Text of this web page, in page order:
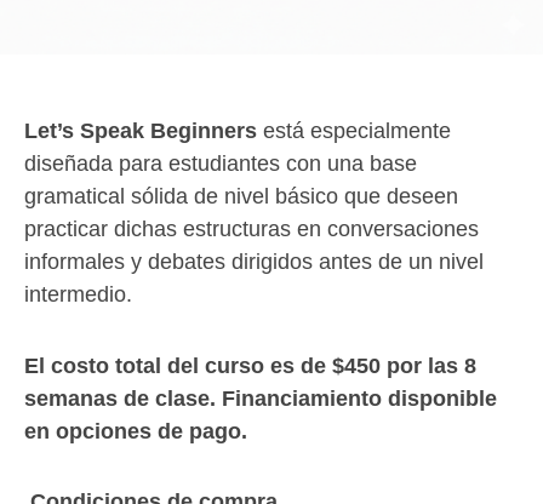
Let’s Speak Beginners está especialmente
diseñada para estudiantes con una base
gramatical sólida de nivel básico que deseen
practicar dichas estructuras en conversaciones
informales y debates dirigidos antes de un nivel
intermedio.
El costo total del curso es de $450 por las 8
semanas de clase. Financiamiento disponible
en opciones de pago.